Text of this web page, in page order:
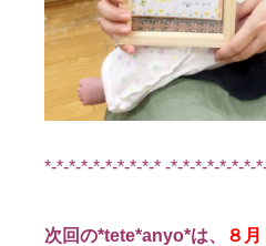
*-*-*-*-*-*-*-*-*-* -*-*-*-*-*-*-*-
次回の*tete*anyo*は、 ８